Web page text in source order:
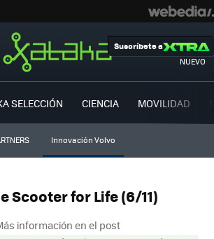
NUEVO
Suscríbete a
SELECCIÓN CIENCIA MOVILIDAD
Innovación Volvo
Scooter for Life (6/11)
información en el post